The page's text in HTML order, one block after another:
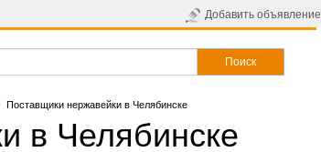
Добавить объявление
Поиск
Поставщики нержавейки в Челябинске
в Челябинске